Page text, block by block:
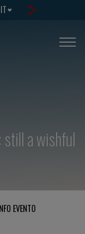
IT
still a wishful
EVENTO